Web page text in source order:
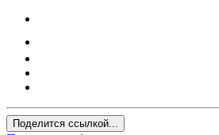
Поделится ссылкой...